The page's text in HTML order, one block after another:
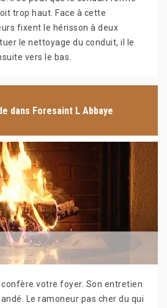
trop haut. Face à cette
fixent le hérisson à deux
le nettoyage du conduit, il le
vers le bas.
dans Foresaint L Abbaye
confère votre foyer. Son entretien
Le ramoneur pas cher du qui